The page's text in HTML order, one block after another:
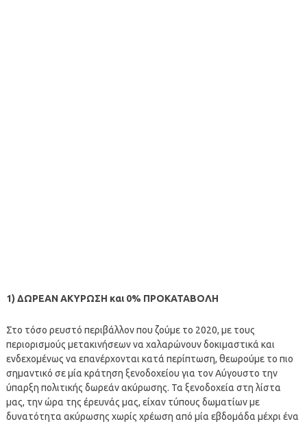
1) ΔΩΡΕΑΝ ΑΚΥΡΩΣΗ και 0% ΠΡΟΚΑΤΑΒΟΛΗ
Στο τόσο ρευστό περιβάλλον που ζούμε το 2020, με τους
περιορισμούς μετακινήσεων να χαλαρώνουν δοκιμαστικά και
ενδεχομένως να επανέρχονται κατά περίπτωση, θεωρούμε το πιο
σημαντικό σε μία κράτηση ξενοδοχείου για τον Αύγουστο την
ύπαρξη πολιτικής δωρεάν ακύρωσης. Τα ξενοδοχεία στη λίστα
μας, την ώρα της έρευνάς μας, είχαν τύπους δωματίων με
δυνατότητα ακύρωσης χωρίς χρέωση από μία εβδομάδα μέχρι ένα